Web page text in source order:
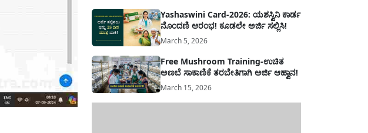
Yashaswini Card-2026: ಯಶಸ್ವಿನಿ ಕಾರ್ಡ
ನೊಂದಣಿ ಆರಂಭ! ಕೂಡಲೇ ಅರ್ಜಿ ಸಲ್ಲಿಸಿ!
March 5, 2026
Free Mushroom Training-ಉಚಿತ
ಅಣಬೆ ಸಾಕಾಣಿಕೆ ತರಬೇತಿಗಾಗಿ ಅರ್ಜಿ ಆಹ್ವಾನ!
March 15, 2026